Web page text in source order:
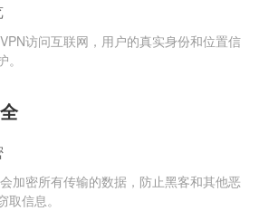
访问互联网，用户的真实身份和位置信
加密所有传输的数据，防止黑客和其他恶
取信息。